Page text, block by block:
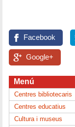
Facebook
Google+
Menú
Centres bibliotecaris
Centres educatius
Cultura i museus